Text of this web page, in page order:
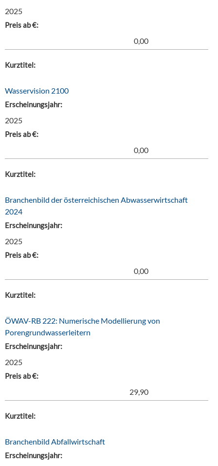
2025
Preis ab €:
0,00
Kurztitel:
Wasservision 2100
Erscheinungsjahr:
2025
Preis ab €:
0,00
Kurztitel:
Branchenbild der österreichischen Abwasserwirtschaft
2024
Erscheinungsjahr:
2025
Preis ab €:
0,00
Kurztitel:
ÖWAV-RB 222: Numerische Modellierung von
Porengrundwasserleitern
Erscheinungsjahr:
2025
Preis ab €:
29,90
Kurztitel:
Branchenbild Abfallwirtschaft
Erscheinungsjahr: